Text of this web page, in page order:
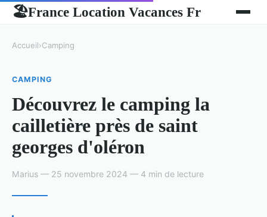
🏖France Location Vacances Fr
Accueil›Camping
CAMPING
Découvrez le camping la
cailletière près de saint
georges d'oléron
Marius — 25 novembre 2024 — 4 min de lecture